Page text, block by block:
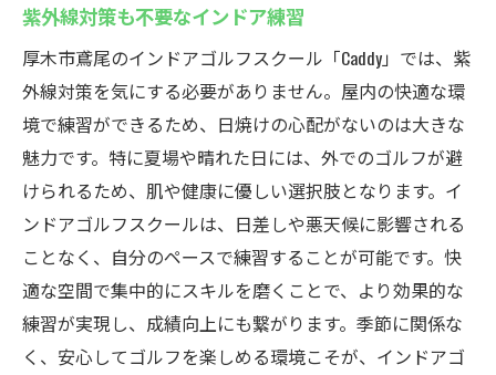
紫外線対策も不要なインドア練習
厚木市鳶尾のインドアゴルフスクール「Caddy」では、紫
外線対策を気にする必要がありません。屋内の快適な環
境で練習ができるため、日焼けの心配がないのは大きな
魅力です。特に夏場や晴れた日には、外でのゴルフが避
けられるため、肌や健康に優しい選択肢となります。イ
ンドアゴルフスクールは、日差しや悪天候に影響される
ことなく、自分のペースで練習することが可能です。快
適な空間で集中的にスキルを磨くことで、より効果的な
練習が実現し、成績向上にも繋がります。季節に関係な
く、安心してゴルフを楽しめる環境こそが、インドアゴ